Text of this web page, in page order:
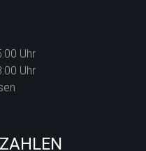
Uhr
Uhr